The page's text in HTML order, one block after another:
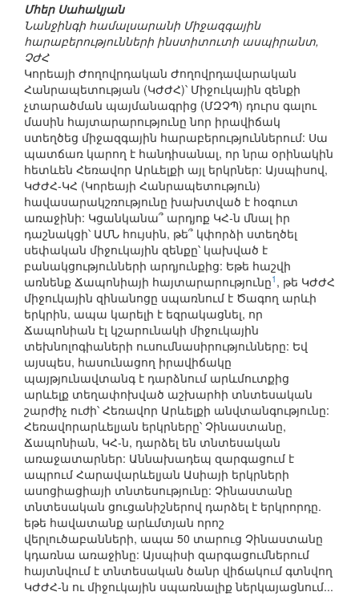
Մհեր Սահակյան
Նանջինգի համալսարանի Միջազգային
հարաբերությունների ինստիտուտի ասպիրանտ,
ՉԺՀ
Կորեայի Ժողովրդական Ժողովրդավարական
Հանրապետության (ԿԺԺՀ)՝ Միջուկային զենքի
չտարածման պայմանագրից (ՄԶՉՊ) դուրս գալու
մասին հայտարարությունը նոր իրավիճակ
ստեղծեց միջազգային հարաբերություններում: Սա
պատճառ կարող է հանդիսանալ, որ նրա օրինակին
հետևեն Հեռավոր Արևելքի այլ երկրներ: Այսպիսով,
ԿԺԺՀ-ԿՀ (Կորեայի Հանրապետություն)
հավասարակշռությունը խախտված է հօգուտ
առաջինի: Կցանկանա՞ արդյոք ԿՀ-ն մնալ իր
դաշնակցի՝ ԱՄՆ հույսին, թե՞ կփորձի ստեղծել
սեփական միջուկային զենքը՝ կախված է
բանակցությունների արդյունքից: Եթե հաշվի
առնենք Ճապոնիայի հայտարարությունը1 , թե ԿԺԺՀ
միջուկային զինանոցը սպառնում է Ծագող արևի
երկրին, ապա կարելի է եզրակացնել, որ
Ճապոնիան էլ կշարունակի միջուկային
տեխնոլոգիաների ուսումնասիրությունները: Եվ
այսպես, հասունացող իրավիճակը
պայթյունավտանգ է դարձնում արևմուտքից
արևելք տեղափոխված աշխարհի տնտեսական
շարժիչ ուժի՝ Հեռավոր Արևելքի անվտանգությունը:
Հեռավորարևելյան երկրները՝ Չինաստանը,
Ճապոնիան, ԿՀ-ն, դարձել են տնտեսական
առաջատարներ: Աննախադեպ զարգացում է
ապրում Հարավարևելյան Ասիայի երկրների
ասոցիացիայի տնտեսությունը: Չինաստանը
տնտեսական ցուցանիշներով դարձել է երկրորդը.
եթե հավատանք արևմտյան որոշ
վերլուծաբանների, ապա 50 տարուց Չինաստանը
կդառնա առաջինը: Այսպիսի զարգացումներում
հայտնվում է տնտեսական ծանր վիճակում գտնվող
ԿԺԺՀ-ն ու միջուկային սպառնալիք ներկայացնում...